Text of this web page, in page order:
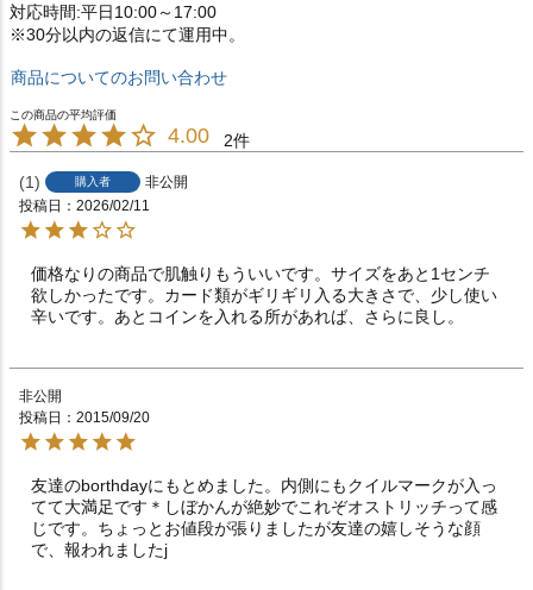
対応時間:平日10:00～17:00
※30分以内の返信にて運用中。
商品についてのお問い合わせ
4.00 2
1 購入者
非公開
投稿日
2026/02/11
価格なりの商品で肌触りもういいです。サイズをあと1センチ
欲しかったです。カード類がギリギリ入る大きさで、少し使い
辛いです。あとコインを入れる所があれば、さらに良し。
非公開
投稿日
2015/09/20
友達のborthdayにもとめました。内側にもクイルマークが入っ
てて大満足です＊しぼかんが絶妙でこれぞオストリッチって感
じです。ちょっとお値段が張りましたが友達の嬉しそうな顔
で、報われましたj